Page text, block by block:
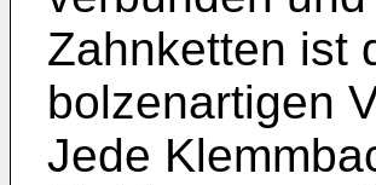
Zahnketten ist
bolzenartigen
Jede